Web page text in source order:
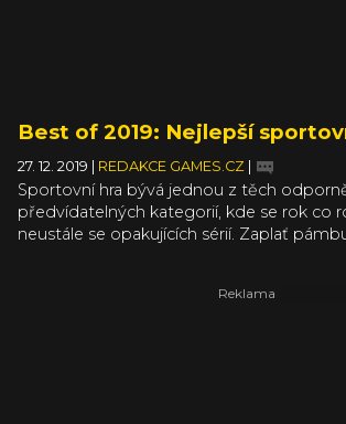
Best of 2019: Nejlepší
27. 12. 2019 REDAKCE GAMES.CZ
Sportovní hra bývá jednou z těch
předvídatelných kategorií, kde se rok co
neustále se opakujících sérií. Zaplať
maličko neobvyklého vítěze jsme nalezli i